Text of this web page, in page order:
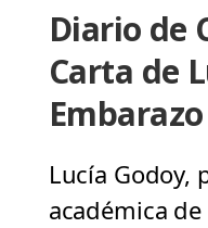
Diario de
Carta de
Lucía Godoy,
académica